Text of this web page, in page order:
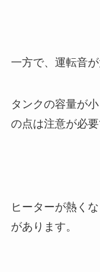
一方で、運転音
タンクの容量が
の点は注意が必要
ヒーターが熱く
があります。